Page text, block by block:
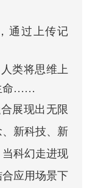
通过上传记
类将思维上
命……
展现出无限
新科技、新
科幻走进现
应用场景下